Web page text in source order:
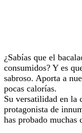
¿Sabías que el
consumidos? Y es
sabroso. Aporta a
pocas calorías.
Su versatilidad en la
protagonista de
has probado muchas